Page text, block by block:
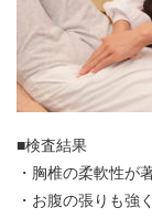
■検査結果
・胸椎の柔軟性が
・お腹の張りも強